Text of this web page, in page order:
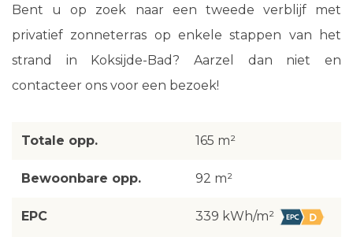
Bent u op zoek naar een tweede verblijf met
privatief zonneterras op enkele stappen van het
strand in Koksijde-Bad? Aarzel dan niet en
contacteer ons voor een bezoek!
Totale opp. 165 m²
Bewoonbare opp. 92 m²
EPC 339 kWh/m²